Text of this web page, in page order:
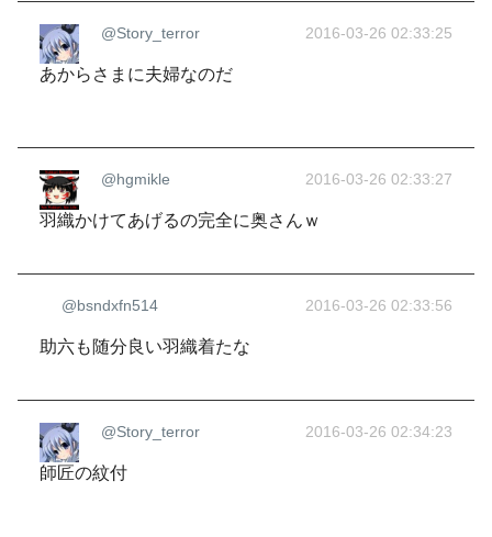
@Story_terror 2016-03-26 02:33:25
あからさまに夫婦なのだ
@hgmikle 2016-03-26 02:33:27
羽織かけてあげるの完全に奥さんｗ
@bsndxfn514 2016-03-26 02:33:56
助六も随分良い羽織着たな
@Story_terror 2016-03-26 02:34:23
師匠の紋付